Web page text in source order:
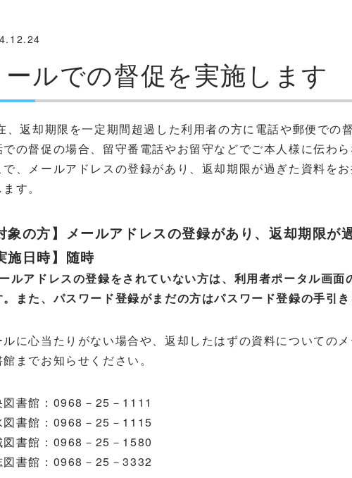
ールでの督促を実施します
、返却期限を一定期間超過した利用者の方に電話や郵便での
での督促の場合、留守番電話やお留守などでご本人様に伝わら
で、メールアドレスの登録があり、返却期限が過ぎた資料を
す。
象の方】メールアドレスの登録があり、返却期限が
施日時】随時
ルアドレスの登録をされていない方は、利用者ポータル画面
。また、パスワード登録がまだの方はパスワード登録の手引き
ルに心当たりがない場合や、返却したはずの資料についての
までお知らせください。
図書館：0968－25－1111
図書館：0968－25－1115
図書館：0968－25－1580
図書館：0968－25－3332